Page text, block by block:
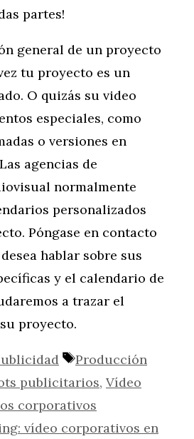
partes!
general de un proyecto
tu proyecto es un
O quizás su video
especiales, como
o versiones en
agencias de
normalmente
personalizados
Póngase en contacto
hablar sobre sus
y el calendario de
a trazar el
proyecto.
Etiquetas
Producción
publicitarios, Vídeo
corporativos
vídeo corporativos en